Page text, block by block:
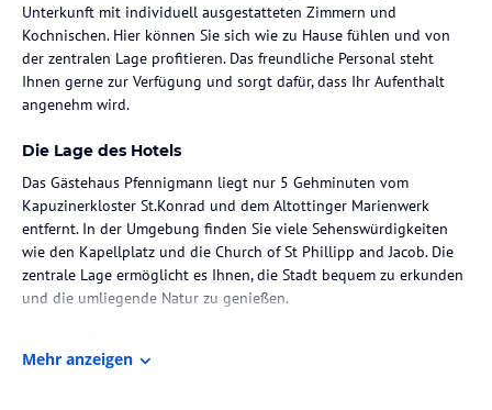
Unterkunft mit individuell ausgestatteten Zimmern und
Kochnischen. Hier können Sie sich wie zu Hause fühlen und von
der zentralen Lage profitieren. Das freundliche Personal steht
Ihnen gerne zur Verfügung und sorgt dafür, dass Ihr Aufenthalt
angenehm wird.
Die Lage des Hotels
Das Gästehaus Pfennigmann liegt nur 5 Gehminuten vom
Kapuzinerkloster St.Konrad und dem Altottinger Marienwerk
entfernt. In der Umgebung finden Sie viele Sehenswürdigkeiten
wie den Kapellplatz und die Church of St Phillipp and Jacob. Die
zentrale Lage ermöglicht es Ihnen, die Stadt bequem zu erkunden
und die umliegende Natur zu genießen.
Mehr anzeigen